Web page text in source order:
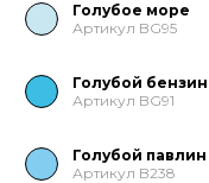
Голубое море
Артикул BG95
Голубой бензин
Артикул BG91
Голубой павлин
Артикул B238